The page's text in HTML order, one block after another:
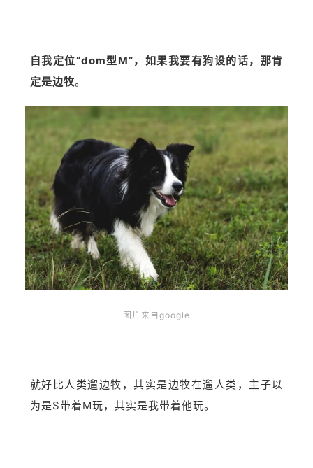
自我定位“dom型M”，如果我要有狗设的话，那肯
定是边牧。
图片来自google
就好比人类遛边牧，其实是边牧在遛人类，主子以
为是S带着M玩，其实是我带着他玩。